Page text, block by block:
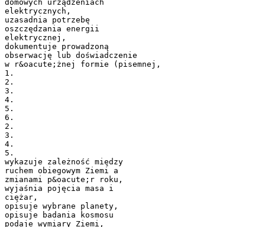
domowych urządzeniach
elektrycznych,
uzasadnia potrzebę
oszczędzania energii
elektrycznej,
dokumentuje prowadzoną
obserwację lub doświadczenie
w r&oacute;żnej formie (pisemnej,
1.
2.
3.
4.
5.
6.
2.
3.
4.
5.
wykazuje zależność między
ruchem obiegowym Ziemi a
zmianami p&oacute;r roku,
wyjaśnia pojęcia masa i
ciężar,
opisuje wybrane planety,
opisuje badania kosmosu
podaje wymiary Ziemi,